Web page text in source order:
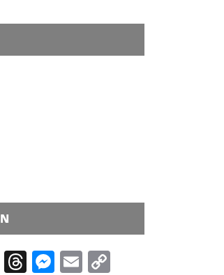
Telegram
Threads
Messenger
Email